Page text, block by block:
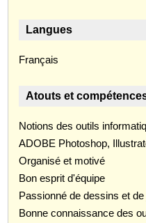
Langues
Français
Atouts et
Notions des outils
ADOBE Photoshop,
Organisé et motivé
Bon esprit d'équipe
Passionné de dessins et
Bonne connaissance des